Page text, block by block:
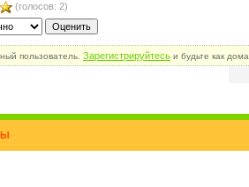
(голосов: 2)
пользователь. Зарегистрируйтесь и будьте как дома.